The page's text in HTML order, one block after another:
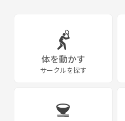
体を動かす
サークルを探す